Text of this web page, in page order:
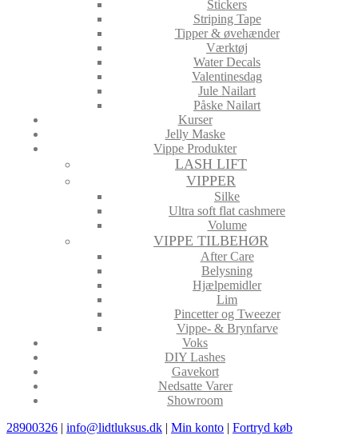
Stickers
Striping Tape
Tipper & øvehænder
Værktøj
Water Decals
Valentinesdag
Jule Nailart
Påske Nailart
Kurser
Jelly Maske
Vippe Produkter
LASH LIFT
VIPPER
Silke
Ultra soft flat cashmere
Volume
VIPPE TILBEHØR
After Care
Belysning
Hjælpemidler
Lim
Pincetter og Tweezer
Vippe- & Brynfarve
Voks
DIY Lashes
Gavekort
Nedsatte Varer
Showroom
28900326 | info@lidtluksus.dk | Min konto | Fortryd køb